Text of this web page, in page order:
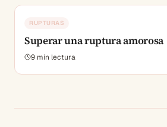
RUPTURAS
Superar una ruptura amorosa
9 min lectura